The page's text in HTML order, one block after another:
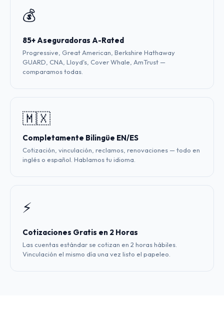
💰
85+ Aseguradoras A-Rated
Progressive, Great American, Berkshire Hathaway
GUARD, CNA, Lloyd's, Cover Whale, AmTrust —
comparamos todas.
🇲🇽
Completamente Bilingüe EN/ES
Cotización, vinculación, reclamos, renovaciones — todo en
inglés o español. Hablamos tu idioma.
⚡
Cotizaciones Gratis en 2 Horas
Las cuentas estándar se cotizan en 2 horas hábiles.
Vinculación el mismo día una vez listo el papeleo.